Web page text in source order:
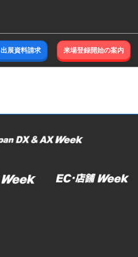
出展資料請求 来場登録開始の案内